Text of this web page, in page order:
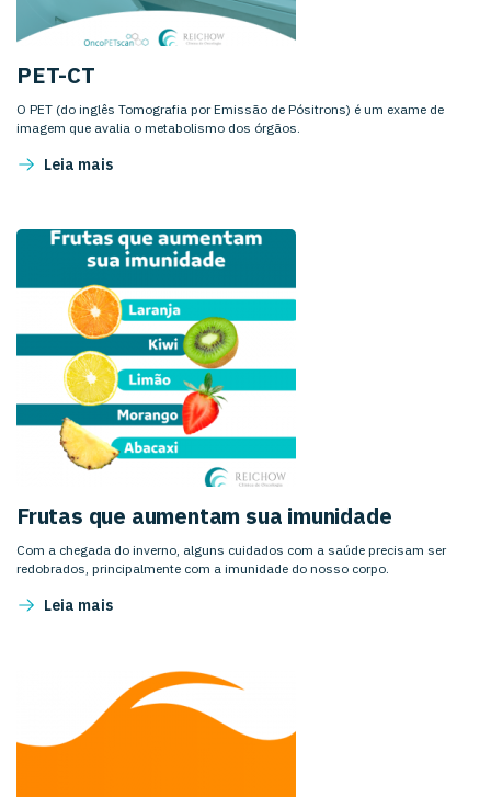
PET-CT
O PET (do inglês Tomografia por Emissão de Pósitrons) é um exame de
imagem que avalia o metabolismo dos órgãos.
Leia mais
Frutas que aumentam sua imunidade
Com a chegada do inverno, alguns cuidados com a saúde precisam ser
redobrados, principalmente com a imunidade do nosso corpo.
Leia mais